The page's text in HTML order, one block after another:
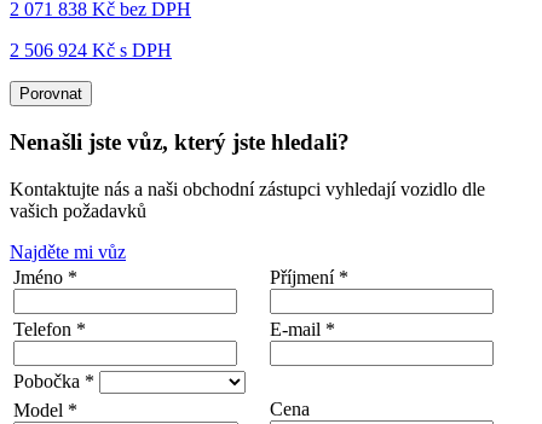
2 071 838 Kč bez DPH
2 506 924 Kč s DPH
Porovnat
Nenašli jste vůz, který jste hledali?
Kontaktujte nás a naši obchodní zástupci vyhledají vozidlo dle
vašich požadavků
Najděte mi vůz
Jméno *
Příjmení *
Telefon * E-mail *
Pobočka *
Model *
Cena